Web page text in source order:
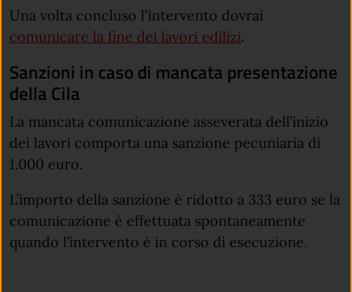
Una volta concluso l'intervento dovrai
comunicare la fine dei lavori edilizi.
Sanzioni in caso di mancata presentazione
della Cila
La mancata comunicazione asseverata dell’inizio
dei lavori comporta una sanzione pecuniaria di
1.000 euro.
L’importo della sanzione è ridotto a 333 euro se la
comunicazione è effettuata spontaneamente
quando l’intervento è in corso di esecuzione.